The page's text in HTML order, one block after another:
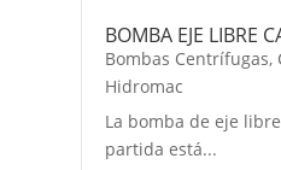
BOMBA EJE LIBRE
Bombas Centrífugas,
Hidromac
La bomba de eje
partida está...